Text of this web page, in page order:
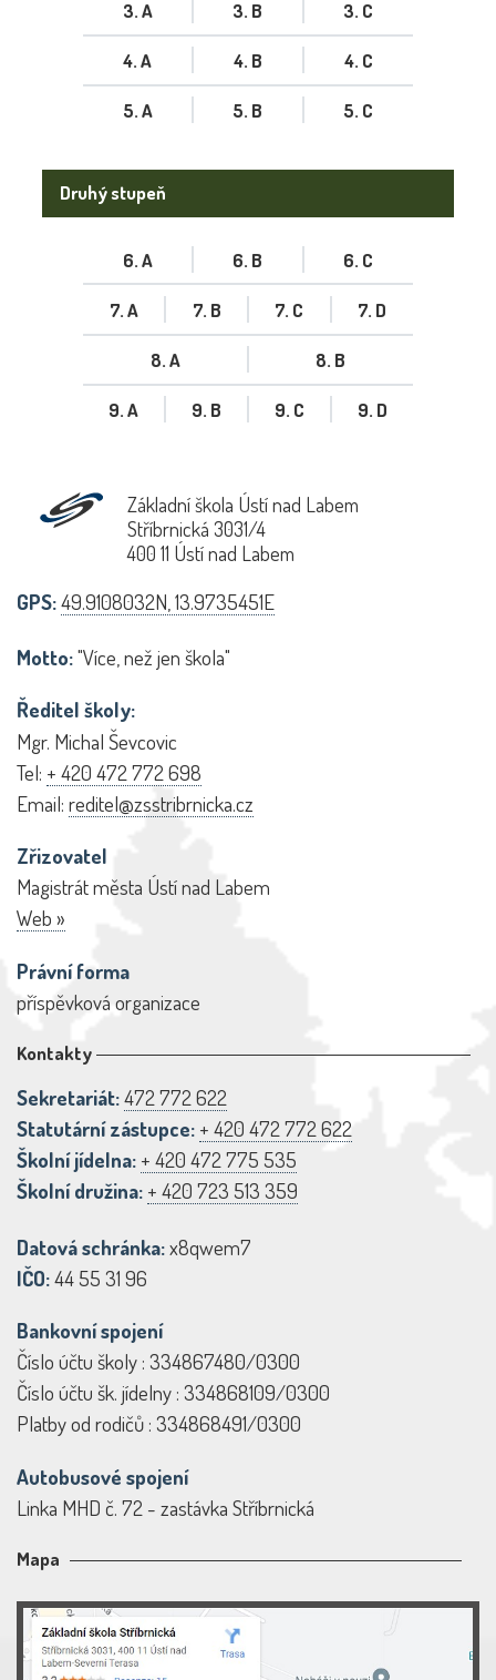
3. A 3. B 3. C
4. A 4. B 4. C
5. A 5. B 5. C
Druhý stupeň
6. A 6. B 6. C
7. A 7. B 7. C 7. D
8. A 8. B
9. A 9. B 9. C 9. D
Základní škola Ústí nad Labem
Stříbrnická 3031/4
400 11 Ústí nad Labem
GPS:49.9108032N, 13.9735451E
Motto:"Více, než jen škola"
Ředitel školy:
Mgr. Michal Ševcovic
Tel: + 420 472 772 698
Email: reditel@zsstribrnicka.cz
Zřizovatel
Magistrát města Ústí nad Labem
Web »
Právní forma
příspěvková organizace
Kontakty
Sekretariát:472 772 622
Statutární zástupce: + 420 472 772 622
Školní jídelna: + 420 472 775 535
Školní družina: + 420 723 513 359
Datová schránka:x8qwem7
IČO:44 55 31 96
Bankovní spojení
Číslo účtu školy : 334867480/0300
Číslo účtu šk. jídelny : 334868109/0300
Platby od rodičů : 334868491/0300
Autobusové spojení
Linka MHD č. 72 - zastávka Stříbrnická
Mapa